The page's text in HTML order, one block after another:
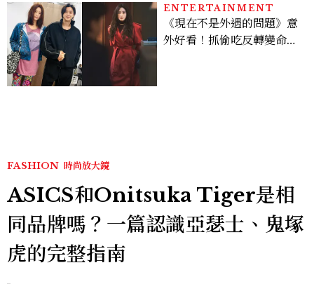
ENTERTAINMENT
《現在不是外遇的問題》意
外好看！抓偷吃反轉變命
FASHION 時尚放大鏡
ASICS和Onitsuka Tiger是相
同品牌嗎？一篇認識亞瑟士、鬼塚
虎的完整指南